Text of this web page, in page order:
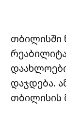
თბილისში
დაჯდება.
თბილისის